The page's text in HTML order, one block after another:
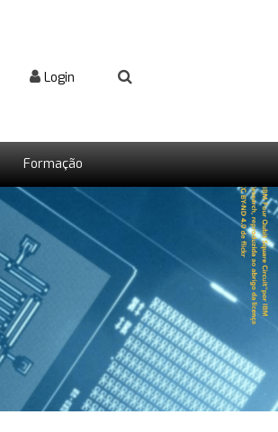
Login
Formação